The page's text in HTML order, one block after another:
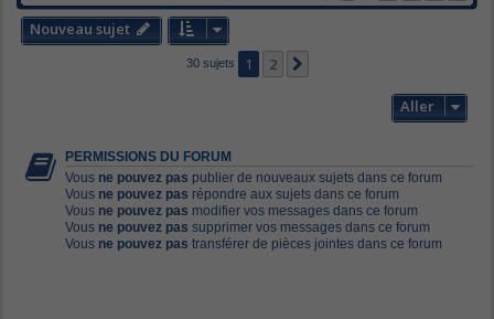
Nouveau sujet
30 sujets 1 2
Aller
PERMISSIONS DU FORUM
Vous ne pouvez pas publier de nouveaux sujets dans ce forum
Vous ne pouvez pas répondre aux sujets dans ce forum
Vous ne pouvez pas modifier vos messages dans ce forum
Vous ne pouvez pas supprimer vos messages dans ce forum
Vous ne pouvez pas transférer de pièces jointes dans ce forum